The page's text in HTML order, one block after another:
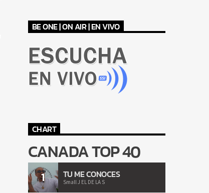
BE ONE | ON AIR | EN VIVO
CHART
CANADA TOP 40
1 TU ME CONOCES
Small J EL DE LA S